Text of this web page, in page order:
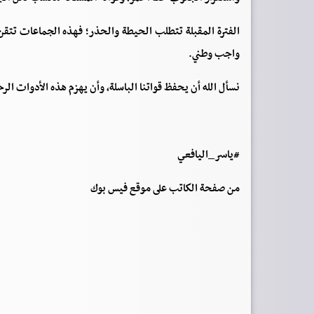
الفترة المقبلة تتطلب الحيطة والحذر؛ فهذه الجماعات
واجب وطني.
نسأل الله أن يحفظ قواتنا الباسلة، وأن يهزم هذه
#ياسر_اليافعي
من صفحة الكاتب على موقع فيس بوك